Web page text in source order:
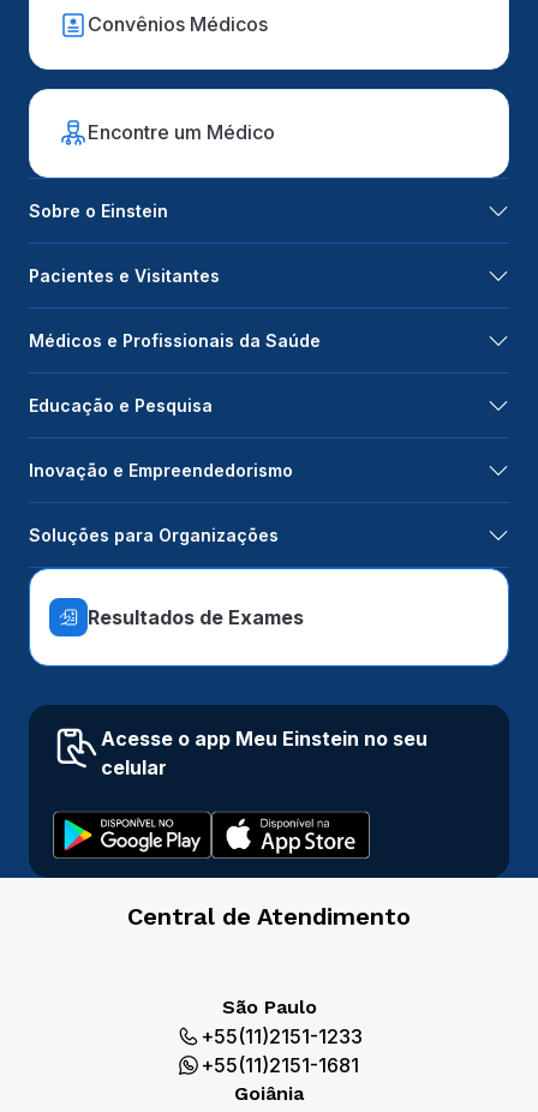
Convênios Médicos
Encontre um Médico
Sobre o Einstein
Pacientes e Visitantes
Médicos e Profissionais da Saúde
Educação e Pesquisa
Inovação e Empreendedorismo
Soluções para Organizações
Resultados de Exames
Acesse o app Meu Einstein no seu
celular
Central de Atendimento
São Paulo
+55(11)2151-1233
+55(11)2151-1681
Goiânia